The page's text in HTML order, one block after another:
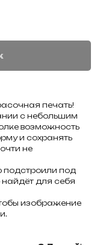
печать!
с небольшим
возможность
и сохранять
не
подстроили под
найдёт для себя
изображение